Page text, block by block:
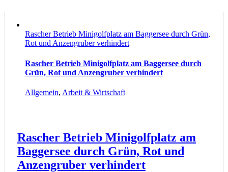
Rascher Betrieb Minigolfplatz am Baggersee durch Grün,
Rot und Anzengruber verhindert
Rascher Betrieb Minigolfplatz am Baggersee durch
Grün, Rot und Anzengruber verhindert
Allgemein, Arbeit & Wirtschaft
Rascher Betrieb Minigolfplatz am
Baggersee durch Grün, Rot und
Anzengruber verhindert